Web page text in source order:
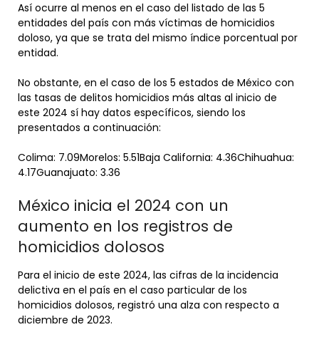
Así ocurre al menos en el caso del listado de las 5
entidades del país con más víctimas de homicidios
doloso, ya que se trata del mismo índice porcentual por
entidad.
No obstante, en el caso de los 5 estados de México con
las tasas de delitos homicidios más altas al inicio de
este 2024 sí hay datos específicos, siendo los
presentados a continuación:
Colima: 7.09Morelos: 5.51Baja California: 4.36Chihuahua:
4.17Guanajuato: 3.36
México inicia el 2024 con un
aumento en los registros de
homicidios dolosos
Para el inicio de este 2024, las cifras de la incidencia
delictiva en el país en el caso particular de los
homicidios dolosos, registró una alza con respecto a
diciembre de 2023.